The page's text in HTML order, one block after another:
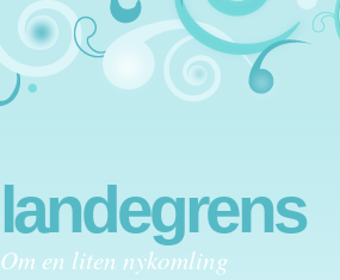
landegrens
Om en liten nykomling